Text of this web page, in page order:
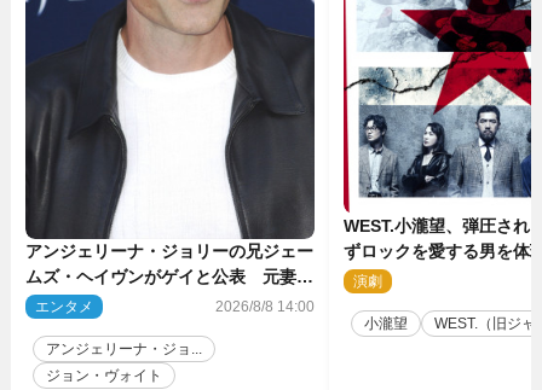
アンジェリーナ・ジョリーの兄ジェー
ムズ・ヘイヴンがゲイと公表 元妻の
生配信で明らかに
エンタメ 2026/8/8 14:00
アンジェリーナ・ジョ...
ジョン・ヴォイト
WEST.小瀧望、弾圧され
ずロックを愛する男を
台『ロックンロール』ビ
演劇
小瀧望 WEST.（旧ジャ